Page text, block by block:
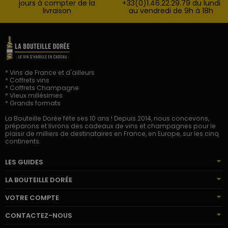
jours à compter de la
livraison
+33(0)1.46.22.29.79 du lundi
au vendredi de 9h à 18h
* Vins de France et d'ailleurs
* Coffrets vins
* Coffrets Champagne
* Vieux millésimes
* Grands formats
La Bouteille Dorée fête ses 10 ans ! Depuis 2014, nous concevons,
préparons et livrons des cadeaux de vins et champagnes pour le
plaisir de milliers de destinataires en France, en Europe, sur les cinq
continents.
LES GUIDES
LA BOUTEILLE DORÉE
VOTRE COMPTE
CONTACTEZ-NOUS